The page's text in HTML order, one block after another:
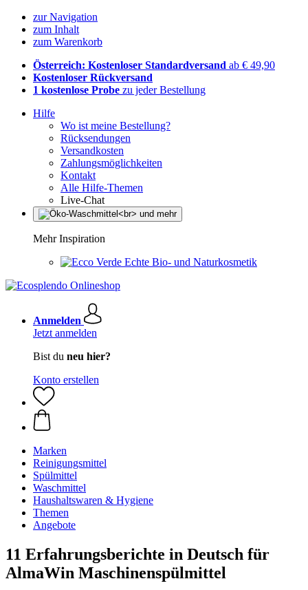
zur Navigation
zum Inhalt
zum Warenkorb
Österreich: Kostenloser Standardversand ab € 49,90
Kostenloser Rückversand
1 kostenlose Probe zu jeder Bestellung
Hilfe
Wo ist meine Bestellung?
Rücksendungen
Versandkosten
Zahlungsmöglichkeiten
Kontakt
Alle Hilfe-Themen
Live-Chat
Mehr Inspiration
Echte Bio- und Naturkosmetik
Anmelden
Jetzt anmelden
Bist du neu hier?
Konto erstellen
Marken
Reinigungsmittel
Spülmittel
Waschmittel
Haushaltswaren & Hygiene
Themen
Angebote
11 Erfahrungsberichte in Deutsch für
AlmaWin Maschinenspülmittel